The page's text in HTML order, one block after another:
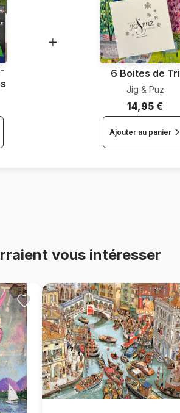
6 Boites de Tri
Jig & Puz
14,95 €
Ajouter au panier
vous intéresser